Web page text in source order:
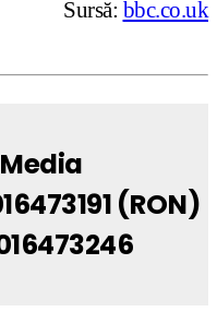
Sursă: bbc.co.uk
(RON)